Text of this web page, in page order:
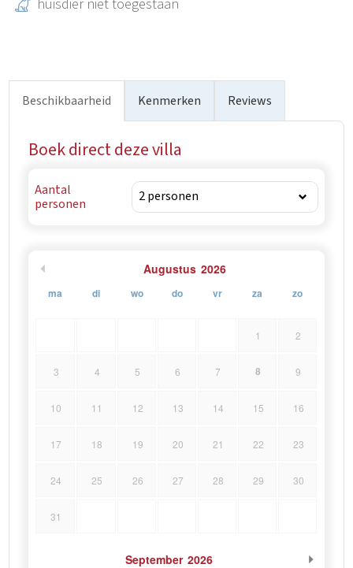
– die is ingericht voor het ontvangen van bezoekers.
huisdier niet toegestaan
Beschikbaarheid Kenmerken Reviews
Boek direct deze villa
Aantal
personen
Augustus 2026
ma di wo do vr za zo
1 2
3 4 5 6 7 8 9
10 11 12 13 14 15 16
17 18 19 20 21 22 23
24 25 26 27 28 29 30
31
September 2026